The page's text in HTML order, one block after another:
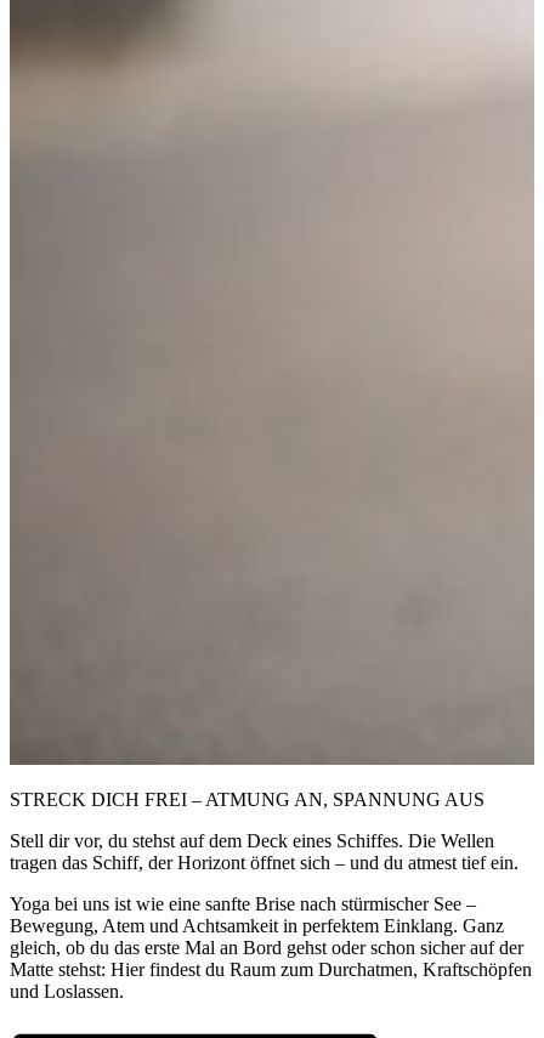
STRECK DICH FREI – ATMUNG AN, SPANNUNG AUS
Stell dir vor, du stehst auf dem Deck eines Schiffes. Die Wellen
tragen das Schiff, der Horizont öffnet sich – und du atmest tief ein.
Yoga bei uns ist wie eine sanfte Brise nach stürmischer See –
Bewegung, Atem und Achtsamkeit in perfektem Einklang. Ganz
gleich, ob du das erste Mal an Bord gehst oder schon sicher auf der
Matte stehst: Hier findest du Raum zum Durchatmen, Kraftschöpfen
und Loslassen.